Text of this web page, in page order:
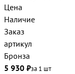
Цена
Наличие
Заказ
артикул
Бронза
5 930 ₽за 1 шт